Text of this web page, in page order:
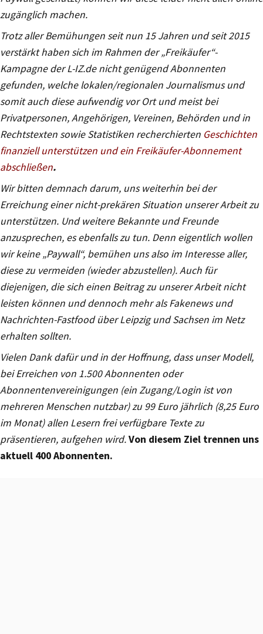
zugänglich machen.
Trotz aller Bemühungen seit nun 15 Jahren und seit 2015
verstärkt haben sich im Rahmen der „Freikäufer“-
Kampagne der L-IZ.de nicht genügend Abonnenten
gefunden, welche lokalen/regionalen Journalismus und
somit auch diese aufwendig vor Ort und meist bei
Privatpersonen, Angehörigen, Vereinen, Behörden und in
Rechtstexten sowie Statistiken recherchierten Geschichten
finanziell unterstützen und ein Freikäufer-Abonnement
abschließen.
Wir bitten demnach darum, uns weiterhin bei der
Erreichung einer nicht-prekären Situation unserer Arbeit zu
unterstützen. Und weitere Bekannte und Freunde
anzusprechen, es ebenfalls zu tun. Denn eigentlich wollen
wir keine „Paywall“, bemühen uns also im Interesse aller,
diese zu vermeiden (wieder abzustellen). Auch für
diejenigen, die sich einen Beitrag zu unserer Arbeit nicht
leisten können und dennoch mehr als Fakenews und
Nachrichten-Fastfood über Leipzig und Sachsen im Netz
erhalten sollten.
Vielen Dank dafür und in der Hoffnung, dass unser Modell,
bei Erreichen von 1.500 Abonnenten oder
Abonnentenvereinigungen (ein Zugang/Login ist von
mehreren Menschen nutzbar) zu 99 Euro jährlich (8,25 Euro
im Monat) allen Lesern frei verfügbare Texte zu
präsentieren, aufgehen wird.Von diesem Ziel trennen uns
aktuell 400 Abonnenten.